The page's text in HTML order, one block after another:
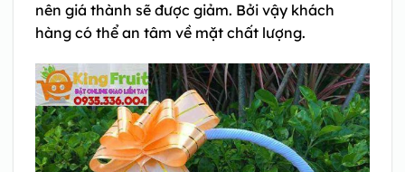
nên giá thành sẽ được giảm. Bởi vậy khách
hàng có thể an tâm về mặt chất lượng.